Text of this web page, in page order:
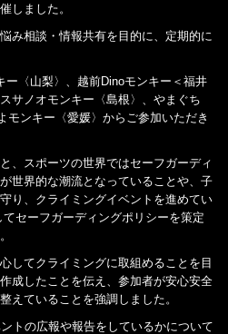
しました。
み相談・情報共有を目的に、定期的に
ー〈山梨〉、越前Dinoモンキー＜福井
サノオモンキー〈島根〉、やまぐち
モンキー〈愛媛〉からご参加いただき
、スポーツの世界ではセーフガーディ
世界的な潮流となっていることや、子
り、クライミングイベントを進めてい
セーフガーディングポリシーを策定
してクライミングに取組めることを目
成したことを伝え、参加者が安心安全
えていることを強調しました。
トの広報や報告をしているかについて